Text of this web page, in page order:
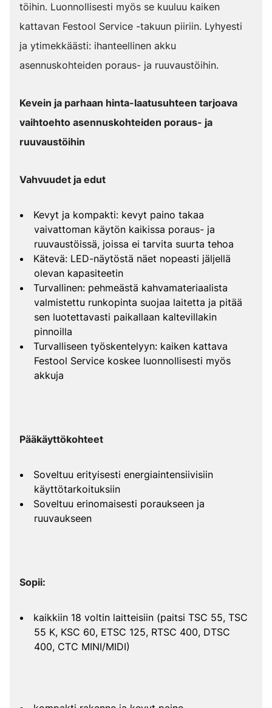
töihin. Luonnollisesti myös se kuuluu kaiken
kattavan Festool Service -takuun piiriin. Lyhyesti
ja ytimekkäästi: ihanteellinen akku
asennuskohteiden poraus- ja ruuvaustöihin.
Kevein ja parhaan hinta-laatusuhteen tarjoava
vaihtoehto asennuskohteiden poraus- ja
ruuvaustöihin
Vahvuudet ja edut
Kevyt ja kompakti: kevyt paino takaa
vaivattoman käytön kaikissa poraus- ja
ruuvaustöissä, joissa ei tarvita suurta tehoa
Kätevä: LED-näytöstä näet nopeasti jäljellä
olevan kapasiteetin
Turvallinen: pehmeästä kahvamateriaalista
valmistettu runkopinta suojaa laitetta ja pitää
sen luotettavasti paikallaan kaltevillakin
pinnoilla
Turvalliseen työskentelyyn: kaiken kattava
Festool Service koskee luonnollisesti myös
akkuja
Pääkäyttökohteet
Soveltuu erityisesti energiaintensiivisiin
käyttötarkoituksiin
Soveltuu erinomaisesti poraukseen ja
ruuvaukseen
Sopii:
kaikkiin 18 voltin laitteisiin (paitsi TSC 55, TSC
55 K, KSC 60, ETSC 125, RTSC 400, DTSC
400, CTC MINI/MIDI)